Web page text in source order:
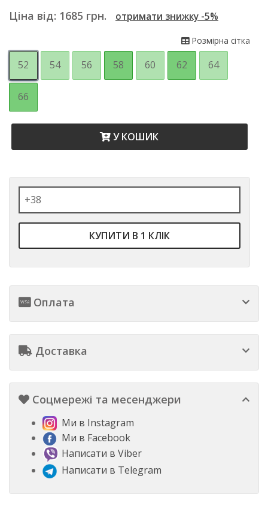
Ціна від: 1685 грн. отримати знижку -5%
Розмірна сітка
52 54 56 58 60 62 64
66
У КОШИК
КУПИТИ В 1 КЛІК
Оплата
Доставка
Соцмережі та месенджери
Ми в Instagram
Ми в Facebook
Написати в Viber
Написати в Telegram